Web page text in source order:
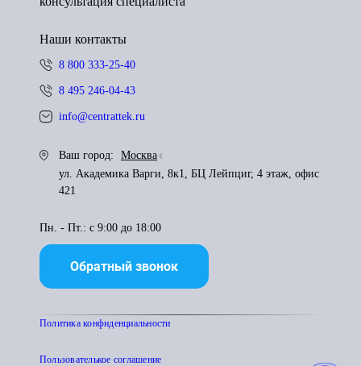
Наши контакты
8 800 333-25-40
8 495 246-04-43
info@centrattek.ru
Ваш город:
Москва
ул. Академика Варги, 8к1, БЦ Лейпциг, 4 этаж, офис
421
Пн. - Пт.: с 9:00 до 18:00
Обратный звонок
Политика конфиденциальности
Пользователькое соглашение